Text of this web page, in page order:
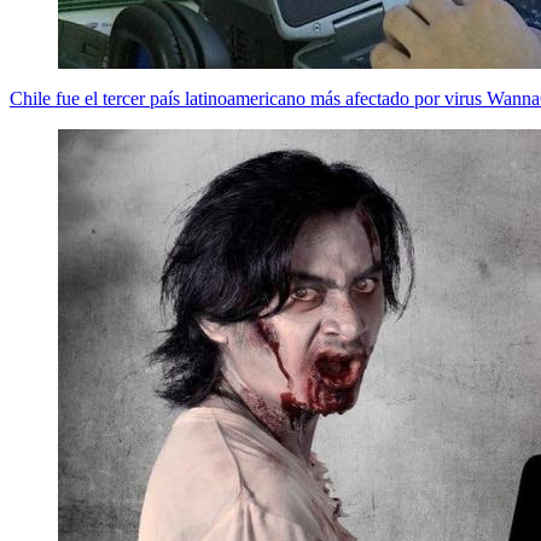
Chile fue el tercer país latinoamericano más afectado por virus